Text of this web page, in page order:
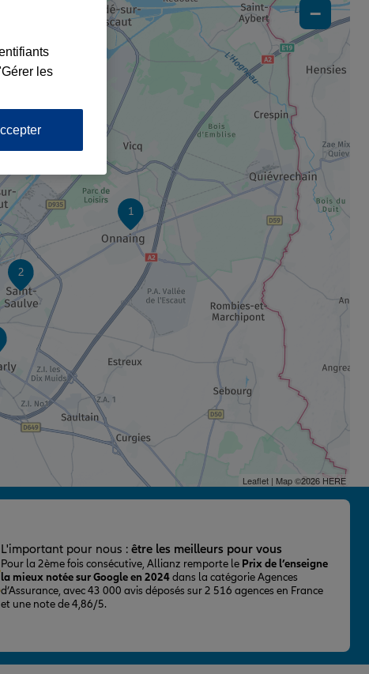
2
1
−
Leaflet| Map ©2026 HERE
L'important pour nous : être les meilleurs pour vous
Pour la 2ème fois consécutive, Allianz remporte le Prix de l’enseigne
la mieux notée sur Google en 2024dans la catégorie Agences
d’Assurance, avec 43 000 avis déposés sur 2 516 agences en France
et une note de 4,86/5.
les